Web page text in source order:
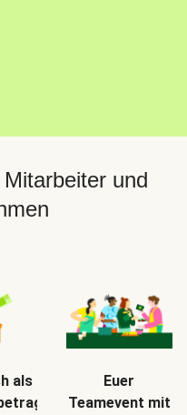
und
als
Euer
Teamevent mit